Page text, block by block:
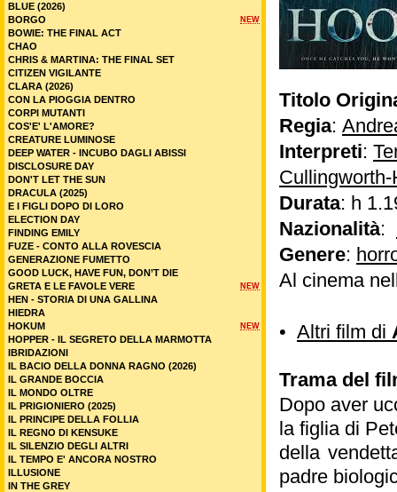
Titolo
Regia:
Interpreti:
Durata: h
Nazionalità:
Genere:
Al cinema
• Altri film di
Trama del
Dopo aver
la figlia di
della
padre
BLUE (2026)
NEW
BORGO
BOWIE: THE FINAL ACT
CHAO
CHRIS & MARTINA: THE FINAL SET
CITIZEN VIGILANTE
CLARA (2026)
CON LA PIOGGIA DENTRO
CORPI MUTANTI
COS'E' L'AMORE?
CREATURE LUMINOSE
DEEP WATER - INCUBO DAGLI ABISSI
DISCLOSURE DAY
DON'T LET THE SUN
DRACULA (2025)
E I FIGLI DOPO DI LORO
ELECTION DAY
FINDING EMILY
FUZE - CONTO ALLA ROVESCIA
GENERAZIONE FUMETTO
GOOD LUCK, HAVE FUN, DON’T DIE
NEW
GRETA E LE FAVOLE VERE
HEN - STORIA DI UNA GALLINA
HIEDRA
NEW
HOKUM
HOPPER - IL SEGRETO DELLA MARMOTTA
IBRIDAZIONI
IL BACIO DELLA DONNA RAGNO (2026)
IL GRANDE BOCCIA
IL MONDO OLTRE
IL PRIGIONIERO (2025)
IL PRINCIPE DELLA FOLLIA
IL REGNO DI KENSUKE
IL SILENZIO DEGLI ALTRI
IL TEMPO E' ANCORA NOSTRO
ILLUSIONE
IN THE GREY